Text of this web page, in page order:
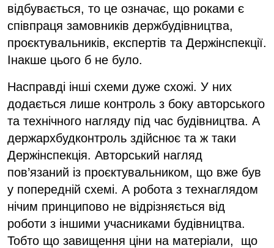
відбувається, то це означає, що роками є
співпраця замовників держбудівництва,
проєктувальників, експертів та Держінспекції.
Інакше цього б не було.
Насправді інші схеми дуже схожі. У них
додається лише контроль з боку авторського
та технічного нагляду під час будівництва. А
держархбудконтроль здійснює та ж таки
Держінспекція. Авторський нагляд
пов’язаний із проєктувальником, що вже був
у попередній схемі. А робота з технаглядом
нічим принципово не відрізняється від
роботи з іншими учасниками будівництва.
Тобто що завищення ціни на матеріали, що